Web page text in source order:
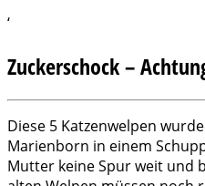
‘
Zuckerschock –
Diese 5 Katzenwelpen
Marienborn in einem
Mutter keine Spur weit und